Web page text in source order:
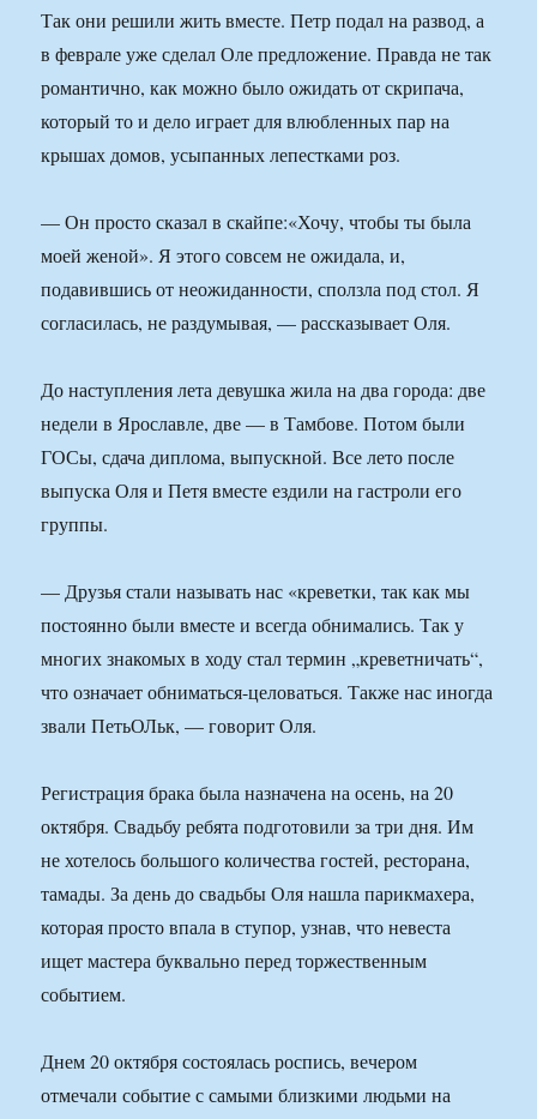
Так они решили жить вместе. Петр подал на развод, а
в феврале уже сделал Оле предложение. Правда не так
романтично, как можно было ожидать от скрипача,
который то и дело играет для влюбленных пар на
крышах домов, усыпанных лепестками роз.
— Он просто сказал в скайпе:«Хочу, чтобы ты была
моей женой». Я этого совсем не ожидала, и,
подавившись от неожиданности, сползла под стол. Я
согласилась, не раздумывая, — рассказывает Оля.
До наступления лета девушка жила на два города: две
недели в Ярославле, две — в Тамбове. Потом были
ГОСы, сдача диплома, выпускной. Все лето после
выпуска Оля и Петя вместе ездили на гастроли его
группы.
— Друзья стали называть нас «креветки, так как мы
постоянно были вместе и всегда обнимались. Так у
многих знакомых в ходу стал термин „креветничать“,
что означает обниматься-целоваться. Также нас иногда
звали ПетьОЛьк, — говорит Оля.
Регистрация брака была назначена на осень, на 20
октября. Свадьбу ребята подготовили за три дня. Им
не хотелось большого количества гостей, ресторана,
тамады. За день до свадьбы Оля нашла парикмахера,
которая просто впала в ступор, узнав, что невеста
ищет мастера буквально перед торжественным
событием.
Днем 20 октября состоялась роспись, вечером
отмечали событие с самыми близкими людьми на